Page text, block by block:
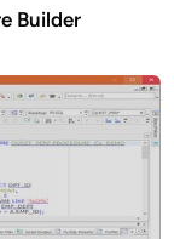
Builder